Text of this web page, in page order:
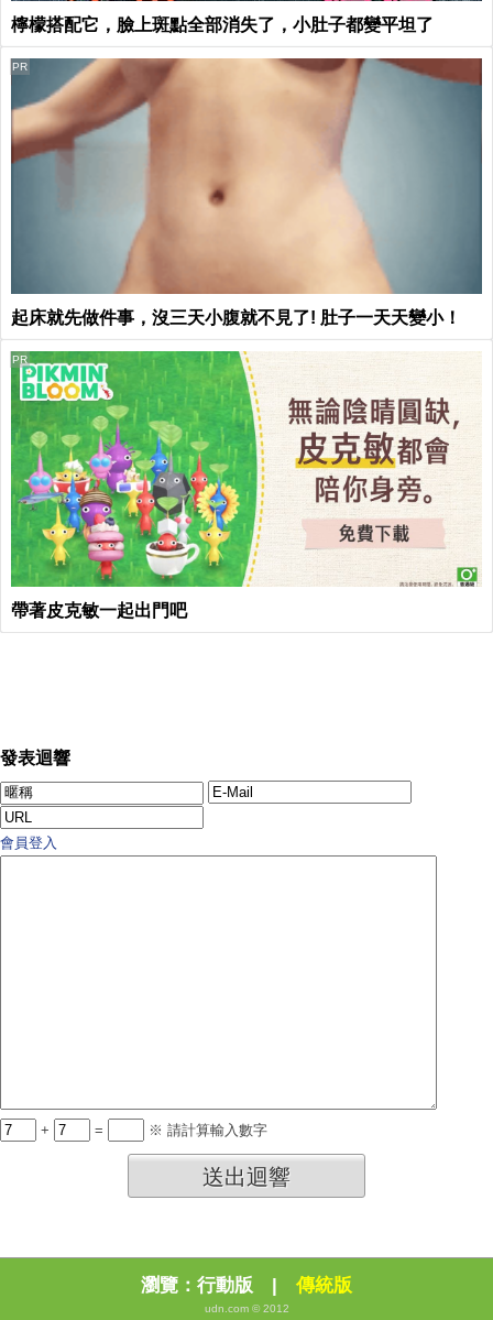
檸檬搭配它，臉上斑點全部消失了，小肚子都變平坦了
起床就先做件事，沒三天小腹就不見了! 肚子一天天變小！
PR
帶著皮克敏一起出門吧
PR
發表迴響
會員登入
+ = ※ 請計算輸入數字
送出迴響
瀏覽： 行動版 傳統版
udn.com © 2012